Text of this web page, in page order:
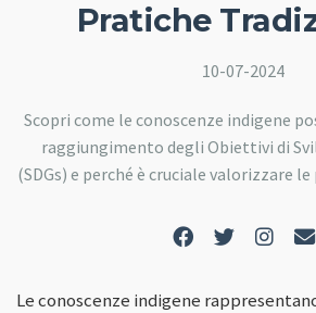
Pratiche
10-07-2024
Scopri come le conoscenze indigene
raggiungimento degli Obiettivi di
(SDGs) e perché è cruciale valorizzare
Le conoscenze indigene